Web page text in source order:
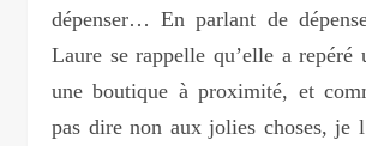
dépenser… En parlant de
Laure se rappelle qu’elle a repéré
une boutique à proximité, et
pas dire non aux jolies choses, je